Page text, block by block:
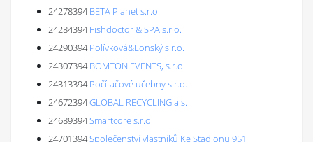
24278394 BETA Planet s.r.o.
24284394 Fishdoctor & SPA s.r.o.
24290394 Polívková&Lonský s.r.o.
24307394 BOMTON EVENTS, s.r.o.
24313394 Počítačové učebny s.r.o.
24672394GLOBAL RECYCLING a.s.
24689394Smartcore s.r.o.
24701394Společenství vlastníků Ke Stadionu 951